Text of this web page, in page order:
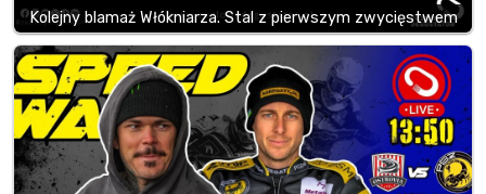
Kolejny blamaż Włókniarza. Stal z pierwszym zwycięstwem